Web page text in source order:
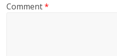
Comment*